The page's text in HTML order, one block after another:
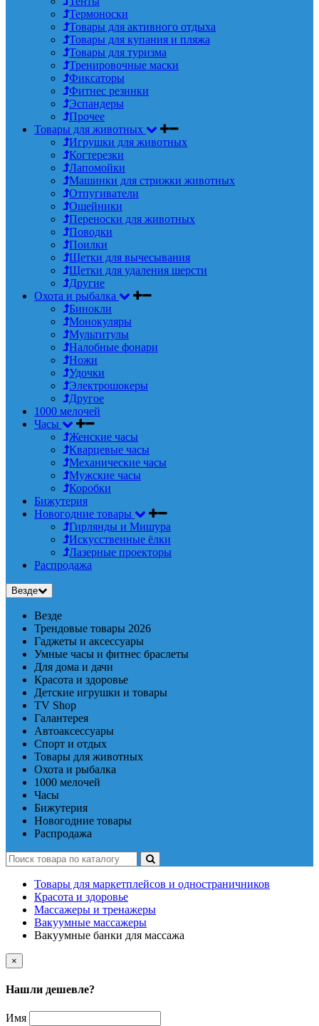
Термоноски
Товары для активного отдыха
Товары для купания и пляжа
Товары для туризма
Тренировочные маски
Фиксаторы
Фитнес резинки
Эспандеры
Прочее
Товары для животных
Игрушки для животных
Когтерезки
Лапомойки
Машинки для стрижки животных
Отпугиватели
Ошейники
Переноски для животных
Поводки
Поилки
Щетки для вычесывания
Щетки для удаления шерсти
Другие
Охота и рыбалка
Бинокли
Монокуляры
Мультитулы
Налобные фонари
Ножи
Удочки
Электрошокеры
Другое
1000 мелочей
Часы
Женские часы
Кварцевые часы
Механические часы
Мужские часы
Коробки
Бижутерия
Новогодние товары
Гирлянды и Мишура
Искусственные ёлки
Лазерные проекторы
Распродажа
Везде
Везде
Трендовые товары 2026
Гаджеты и аксессуары
Умные часы и фитнес браслеты
Для дома и дачи
Красота и здоровье
Детские игрушки и товары
TV Shop
Галантерея
Автоаксессуары
Спорт и отдых
Товары для животных
Охота и рыбалка
1000 мелочей
Часы
Бижутерия
Новогодние товары
Распродажа
Товары для маркетплейсов и одностраничников
Красота и здоровье
Массажеры и тренажеры
Вакуумные массажеры
Вакуумные банки для массажа
×
Нашли дешевле?
Имя